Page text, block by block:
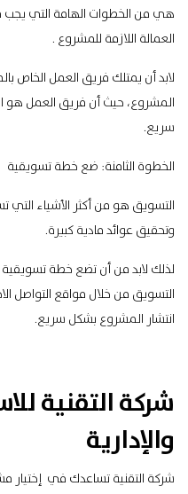
هي من الخطوات الهامة التي
العمالة اللازمة للمشروع .
لابد أن يمتلك فريق العمل الخاص
المشروع، حيث أن فريق العمل
سريع.
الخطوة الثامنة: ضع خطة تسويقية
التسويق هو من أكثر الأشياء
وتحقيق عوائد مادية كبيرة.
لذلك لابد من أن تضع خطة
التسويق من خلال مواقع التواصل
انتشار المشروع بشكل سريع.
شركة التقنية
والإدارية
شركة التقنية تساعدك في إختيار